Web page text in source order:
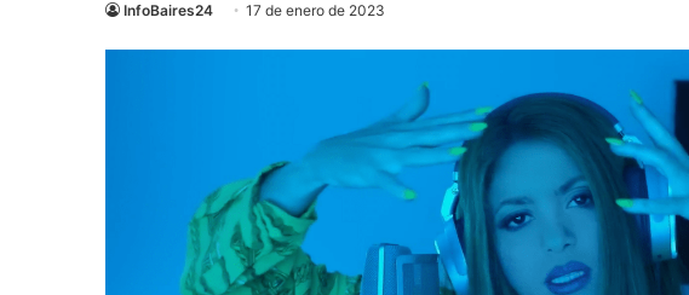
InfoBaires24 17 de enero de 2023